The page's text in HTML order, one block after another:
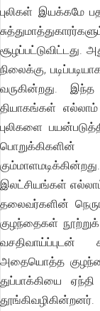
புலிகள் இயக்கமே
நிலைக்கு,
வருகின்றது.
தியாகங்கள் எல்லாம்
புலிகளை
இலட்சியங்கள்
தலைவர்களின்
குழந்தைகள்
அதையொத்த
துப்பாக்கியை
தூங்கிவழிகின்றனர்.